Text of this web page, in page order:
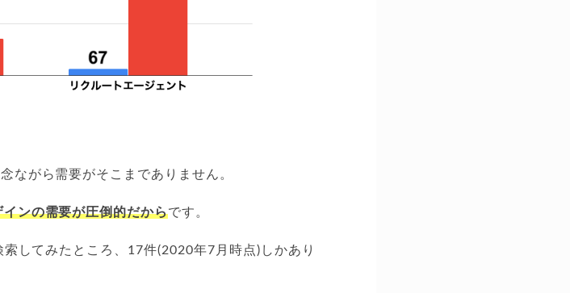
ながら需要がそこまでありません。
ンの需要が圧倒的だからです。
してみたところ、17件(2020年7月時点)しかあり